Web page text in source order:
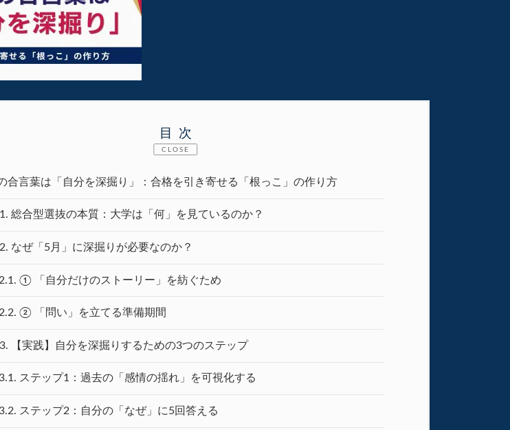
目次
CLOSE
合言葉は「自分を深掘り」：合格を引き寄せる「根っこ」の作り方
1. 総合型選抜の本質：大学は「何」を見ているのか？
2. なぜ「5月」に深掘りが必要なのか？
① 「自分だけのストーリー」を紡ぐため
② 「問い」を立てる準備期間
3. 【実践】自分を深掘りするための3つのステップ
ステップ1：過去の「感情の揺れ」を可視化する
ステップ2：自分の「なぜ」に5回答える